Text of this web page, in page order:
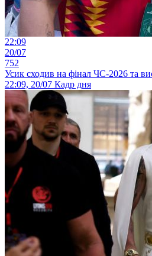
22:09
20/07
752
Усик сходив на фінал ЧС-2026 та
22:09, 20/07 Кадр дня